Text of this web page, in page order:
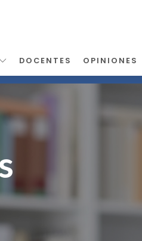
DOCENTES OPINIONES